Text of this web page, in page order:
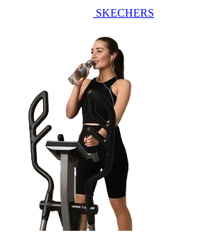
SKECHERS